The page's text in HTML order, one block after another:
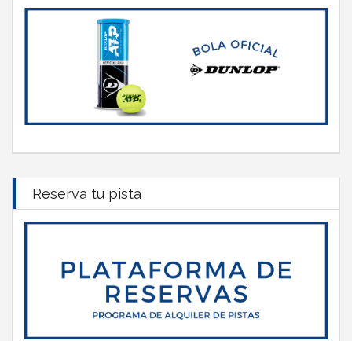
Reserva tu pista